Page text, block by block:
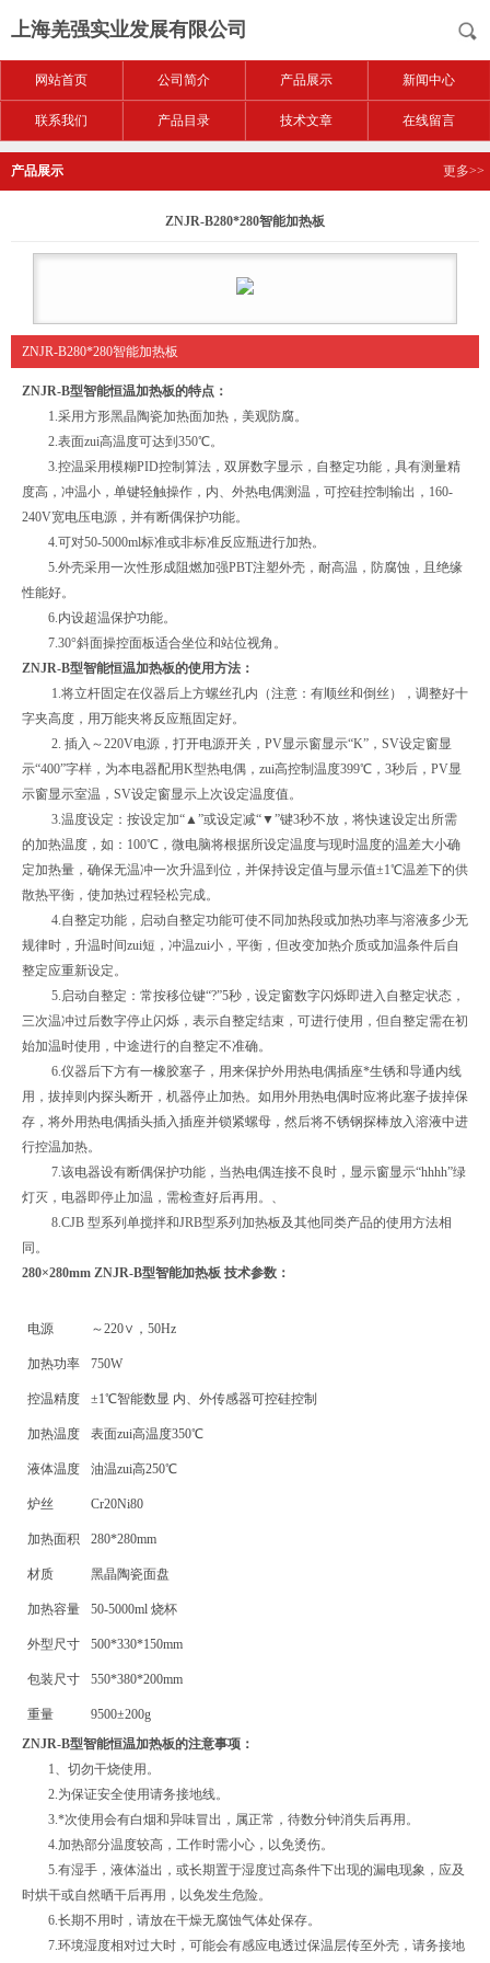
上海羌强实业发展有限公司
网站首页 公司简介 产品展示 新闻中心
联系我们 产品目录 技术文章 在线留言
产品展示 更多>>
ZNJR-B280*280智能加热板
ZNJR-B280*280智能加热板
ZNJR-B型智能恒温加热板的特点：
1.采用方形黑晶陶瓷加热面加热，美观防腐。
2.表面zui高温度可达到350℃。
3.控温采用模糊PID控制算法，双屏数字显示，自整定功能，具有测量精
度高，冲温小，单键轻触操作，内、外热电偶测温，可控硅控制输出，160-
240V宽电压电源，并有断偶保护功能。
4.可对50-5000ml标准或非标准反应瓶进行加热。
5.外壳采用一次性形成阻燃加强PBT注塑外壳，耐高温，防腐蚀，且绝缘
性能好。
6.内设超温保护功能。
7.30°斜面操控面板适合坐位和站位视角。
ZNJR-B型智能恒温加热板的使用方法：
1.将立杆固定在仪器后上方螺丝孔内（注意：有顺丝和倒丝），调整好十
字夹高度，用万能夹将反应瓶固定好。
2. 插入～220V电源，打开电源开关，PV显示窗显示“K”，SV设定窗显
示“400”字样，为本电器配用K型热电偶，zui高控制温度399℃，3秒后，PV显
示窗显示室温，SV设定窗显示上次设定温度值。
3.温度设定：按设定加“▲”或设定减“▼”键3秒不放，将快速设定出所需
的加热温度，如：100℃，微电脑将根据所设定温度与现时温度的温差大小确
定加热量，确保无温冲一次升温到位，并保持设定值与显示值±1℃温差下的供
散热平衡，使加热过程轻松完成。
4.自整定功能，启动自整定功能可使不同加热段或加热功率与溶液多少无
规律时，升温时间zui短，冲温zui小，平衡，但改变加热介质或加温条件后自
整定应重新设定。
5.启动自整定：常按移位键“?”5秒，设定窗数字闪烁即进入自整定状态，
三次温冲过后数字停止闪烁，表示自整定结束，可进行使用，但自整定需在初
始加温时使用，中途进行的自整定不准确。
6.仪器后下方有一橡胶塞子，用来保护外用热电偶插座*生锈和导通内线
用，拔掉则内探头断开，机器停止加热。如用外用热电偶时应将此塞子拔掉保
存，将外用热电偶插头插入插座并锁紧螺母，然后将不锈钢探棒放入溶液中进
行控温加热。
7.该电器设有断偶保护功能，当热电偶连接不良时，显示窗显示“hhhh”绿
灯灭，电器即停止加温，需检查好后再用。、
8.CJB 型系列单搅拌和JRB型系列加热板及其他同类产品的使用方法相
同。
280×280mm ZNJR-B型智能加热板 技术参数：
电源 ～220∨，50Hz
加热功率 750W
控温精度 ±1℃智能数显 内、外传感器可控硅控制
加热温度 表面zui高温度350℃
液体温度 油温zui高250℃
炉丝 Cr20Ni80
加热面积 280*280mm
材质 黑晶陶瓷面盘
加热容量 50-5000ml 烧杯
外型尺寸 500*330*150mm
包装尺寸 550*380*200mm
重量
9500±200g
ZNJR-B型智能恒温加热板的注意事项：
1、切勿干烧使用。
2.为保证安全使用请务接地线。
3.*次使用会有白烟和异味冒出，属正常，待数分钟消失后再用。
4.加热部分温度较高，工作时需小心，以免烫伤。
5.有湿手，液体溢出，或长期置于湿度过高条件下出现的漏电现象，应及
时烘干或自然晒干后再用，以免发生危险。
6.长期不用时，请放在干燥无腐蚀气体处保存。
7.环境湿度相对过大时，可能会有感应电透过保温层传至外壳，请务接地